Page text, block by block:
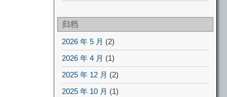
归档
2026 年 5 月 (2)
2026 年 4 月 (1)
2025 年 12 月 (2)
2025 年 10 月 (1)